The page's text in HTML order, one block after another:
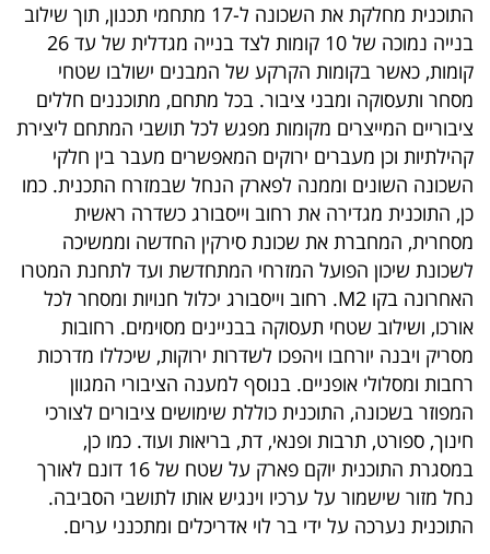
שיתופי
פעולה
דרושים
ניוזלטרים
מייל
אדום
פרסמו
באייס
עקבו
התוכנית מחלקת את השכונה ל-17 מתחמי תכנון, תוך שילוב
בנייה נמוכה של 10 קומות לצד בנייה מגדלית של עד 26
קומות, כאשר בקומות הקרקע של המבנים ישולבו שטחי
מסחר ותעסוקה ומבני ציבור. בכל מתחם, מתוכננים חללים
ציבוריים המייצרים מקומות מפגש לכל תושבי המתחם ליצירת
קהילתיות וכן מעברים ירוקים המאפשרים מעבר בין חלקי
השכונה השונים וממנה לפארק הנחל שבמזרח התכנית. כמו
כן, התוכנית מגדירה את רחוב וייסבורג כשדרה ראשית
מסחרית, המחברת את שכונת סירקין החדשה וממשיכה
לשכונת שיכון הפועל המזרחי המתחדשת ועד לתחנת המטרו
האחרונה בקו M2. רחוב וייסבורג יכלול חנויות ומסחר לכל
אורכו, ושילוב שטחי תעסוקה בבניינים מסוימים. רחובות
מסריק ויבנה יורחבו ויהפכו לשדרות ירוקות, שיכללו מדרכות
רחבות ומסלולי אופניים. בנוסף למענה הציבורי המגוון
המפוזר בשכונה, התוכנית כוללת שימושים ציבורים לצורכי
חינוך, ספורט, תרבות ופנאי, דת, בריאות ועוד. כמו כן,
במסגרת התוכנית יוקם פארק על שטח של 16 דונם לאורך
נחל מזור שישמור על ערכיו וינגיש אותו לתושבי הסביבה.
התוכנית נערכה על ידי בר לוי אדריכלים ומתכנני ערים.